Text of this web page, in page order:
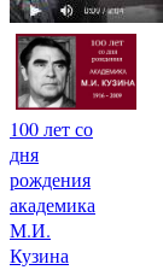
100 лет со
дня
рождения
академика
М.И.
Кузина